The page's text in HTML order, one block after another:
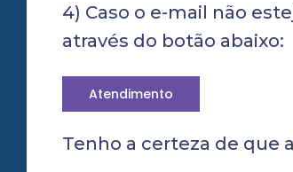
4) Caso o e-mail não
através do botão abaixo:
Atendimento
Tenho a certeza de que